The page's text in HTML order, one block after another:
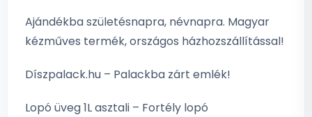
Ajándékba születésnapra, névnapra. Magyar
kézműves termék, országos házhozszállítással!
Díszpalack.hu – Palackba zárt emlék!
Lopó üveg 1L asztali – Fortély lopó